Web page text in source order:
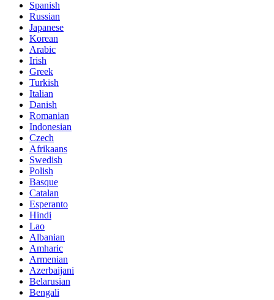
Spanish
Russian
Japanese
Korean
Arabic
Irish
Greek
Turkish
Italian
Danish
Romanian
Indonesian
Czech
Afrikaans
Swedish
Polish
Basque
Catalan
Esperanto
Hindi
Lao
Albanian
Amharic
Armenian
Azerbaijani
Belarusian
Bengali